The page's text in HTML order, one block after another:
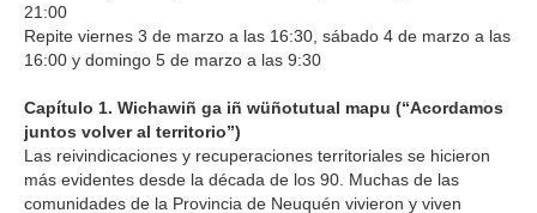
21:00
Repite viernes 3 de marzo a las 16:30, sábado 4 de marzo a las
16:00 y domingo 5 de marzo a las 9:30
Capítulo 1. Wichawiñ ga iñ wüñotutual mapu (“Acordamos
juntos volver al territorio”)
Las reivindicaciones y recuperaciones territoriales se hicieron
más evidentes desde la década de los 90. Muchas de las
comunidades de la Provincia de Neuquén vivieron y viven